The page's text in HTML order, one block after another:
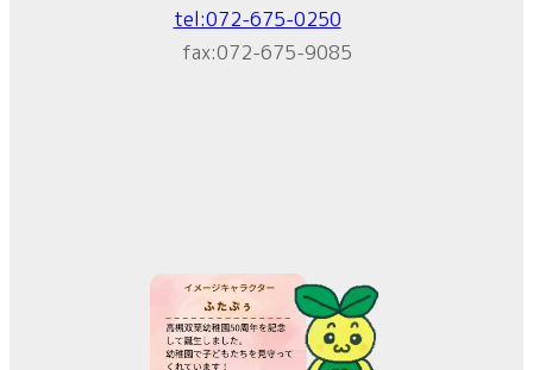
tel:072-675-0250
fax:072-675-9085